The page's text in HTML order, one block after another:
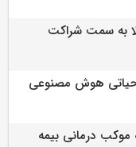
به سمت شراکت
حیاتی هوش مصنوعی
به موکب درمانی بیمه